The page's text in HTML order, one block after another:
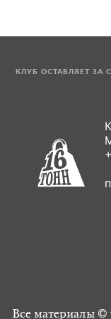
КЛУБ ОСТАВЛЯЕТ
Все материалы ©